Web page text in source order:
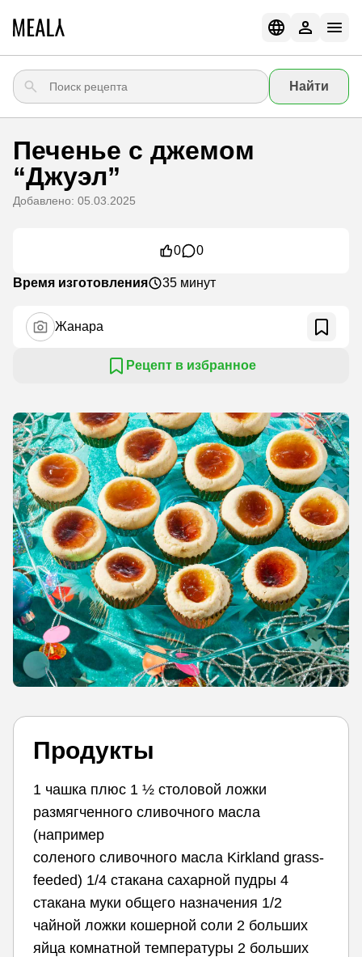
Найти
Печенье с джемом
“Джуэл”
Добавлено: 05.03.2025
0 0
Время изготовления 35 минут
Жанара
Рецепт в избранное
Продукты
1 чашка плюс 1 ½ столовой ложки
размягченного сливочного масла
(например
соленого сливочного масла Kirkland grass-
feeded) 1/4 стакана сахарной пудры 4
стакана муки общего назначения 1/2
чайной ложки кошерной соли 2 больших
яйца комнатной температуры 2 больших